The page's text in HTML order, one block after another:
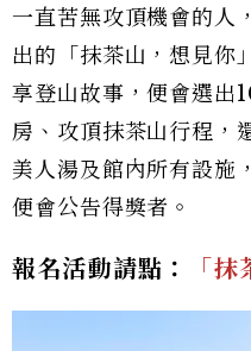
一直苦無攻頂機會的人
出的「抹茶山，想見你
享登山故事，便會選出
房、攻頂抹茶山行程，
美人湯及館內所有設施
便會公告得獎者。
報名活動請點： 「